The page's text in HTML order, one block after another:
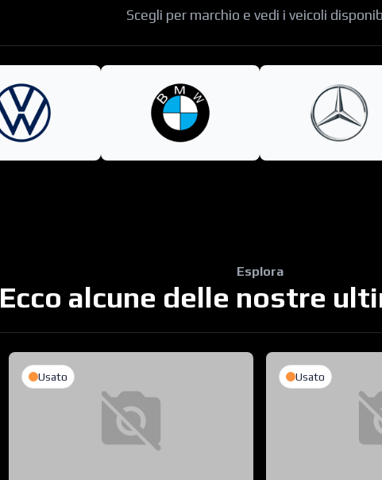
Scegli per marchio e vedi i veicoli
Esplora
Ecco alcune delle nostre
Usato Usato